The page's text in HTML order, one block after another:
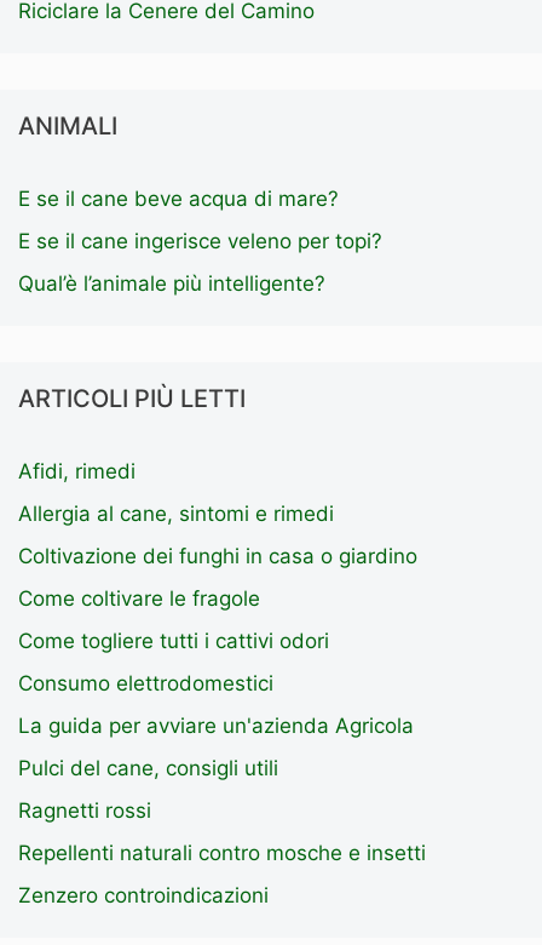
Riciclare la Cenere del Camino
ANIMALI
E se il cane beve acqua di mare?
E se il cane ingerisce veleno per topi?
Qual’è l’animale più intelligente?
ARTICOLI PIÙ LETTI
Afidi, rimedi
Allergia al cane, sintomi e rimedi
Coltivazione dei funghi in casa o giardino
Come coltivare le fragole
Come togliere tutti i cattivi odori
Consumo elettrodomestici
La guida per avviare un'azienda Agricola
Pulci del cane, consigli utili
Ragnetti rossi
Repellenti naturali contro mosche e insetti
Zenzero controindicazioni